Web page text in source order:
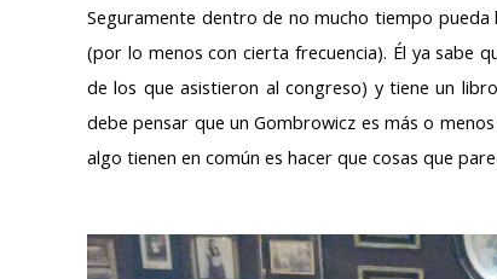
Seguramente dentro de no mucho tiempo
(por lo menos con cierta frecuencia). Él ya sabe
de los que asistieron al congreso) y tiene un
debe pensar que un Gombrowicz es más o
algo tienen en común es hacer que cosas que